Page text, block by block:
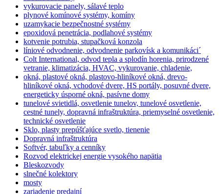
vykurovacie panely, sálavé teplo
plynové komínové systémy, komíny
uzamykacie bezpečnostné systémy
epoxidová penetrácia, podlahové systémy
kotvenie potrubia, stupačková konzola
líniové odvodnenie, odvodnenie parkovísk a komunikáci´
Colt International, odvod tepla a splodín horenia, prirodzené
vetranie, klimatizácia, HVAC, vykurovanie, chladenie,
okná, plastové okná, plastovo-hliníkové okná, drevo-
hliníkové okná, vchodové dvere, HS portály, posuvné dvere,
energeticky úsporné okná, pasívne domy
tunelové svietidlá, osvetlenie tunelov, tunelové osvetlenie,
cestné tunely, dopravná infraštruktúra, priemyselné osvetlenie,
technické osvetlenie
Sklo, plasty prepúšťajúce svetlo, tienenie
Dopravná infraštruktúra
Softvér, tabuľky a cenníky
Rozvod elektrickej energie vysokého napätia
Bleskozvody
slnečné kolektory
mosty
zariadenie predajní